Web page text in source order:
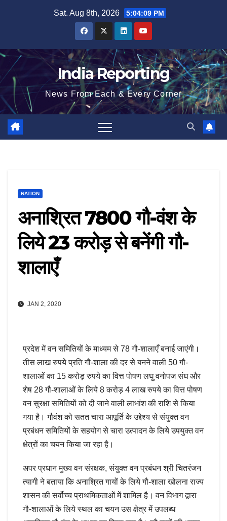
Sat. Aug 8th, 2026 5:04:09 PM
India Reporting
News From Each & Every Corner
NATION
अनाश्रित 7800 गौ-वंश के
लिये 23 करोड़ से बनेंगी गौ-
शालाएँ
JAN 2, 2020
प्रदेश में वन समितियों के माध्यम से 78 गौ-शालाएँ बनाई जाएंगी।
तीस लाख रुपये प्रति गौ-शाला की दर से बनने वाली 50 गौ-
शालाओं का 15 करोड़ रुपये का वित्त पोषण लघु वनोपज संघ और
शेष 28 गौ-शालाओं के लिये 8 करोड़ 4 लाख रुपये का वित्त पोषण
वन सुरक्षा समितियों को दी जाने वाली लाभांश की राशि से किया
गया है। गौवंश को सतत चारा आपूर्ति के उद्देश्य से संयुक्त वन
प्रबंधन समितियों के सहयोग से चारा उत्पादन के लिये उपयुक्त वन
क्षेत्रों का चयन किया जा रहा है।
अपर प्रधान मुख्य वन संरक्षक, संयुक्त वन प्रबंधन श्री चितरंजन
त्यागी ने बताया कि अनाश्रित गायों के लिये गौ-शाला खोलना राज्य
शासन की सर्वोच्च प्राथमिकताओं में शामिल है। वन विभाग द्वारा
गौ-शालाओं के लिये स्थल का चयन उस क्षेत्र में उपलब्ध